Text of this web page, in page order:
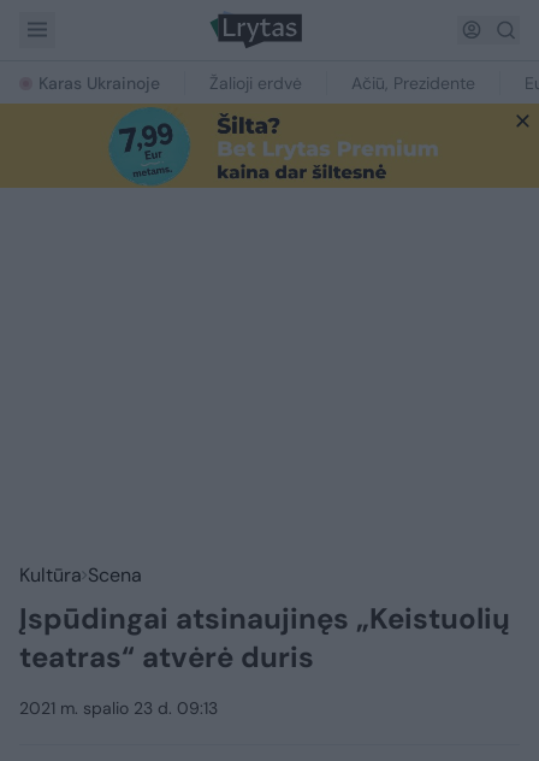
Karas Ukrainoje Žalioji erdvė Ačiū, Prezidente
Kultūra Scena
Įspūdingai atsinaujinęs „Keistuolių
teatras“ atvėrė duris
2021 m. spalio 23 d. 09:13